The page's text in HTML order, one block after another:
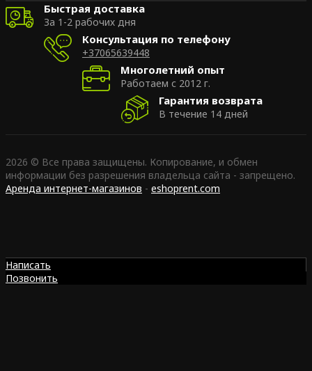
Быстрая доставка
За 1-2 рабочих дня
Консультация по телефону
+37065639448
Многолетний опыт
Работаем с 2012 г.
Гарантия возврата
В течение 14 дней
2026 © Все права защищены. Копирование, и обмен
информации без разрешения владельца сайта - запрещено.
Аренда интернет-магазинов - eshoprent.com
Написать
Позвонить